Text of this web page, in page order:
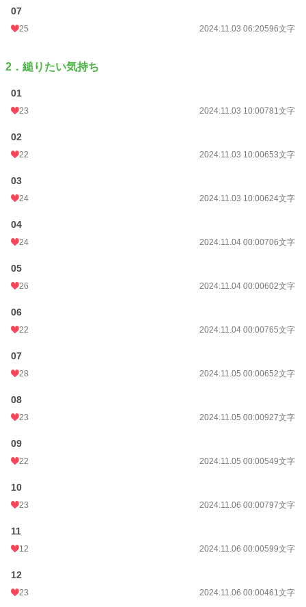
07
25 2024.11.03 06:20596文字
2．縋りたい気持ち
01
23 2024.11.03 10:00781文字
02
22 2024.11.03 10:00653文字
03
24 2024.11.03 10:00624文字
04
24 2024.11.04 00:00706文字
05
26 2024.11.04 00:00602文字
06
22 2024.11.04 00:00765文字
07
28 2024.11.05 00:00652文字
08
23 2024.11.05 00:00927文字
09
22 2024.11.05 00:00549文字
10
23 2024.11.06 00:00797文字
11
12 2024.11.06 00:00599文字
12
23 2024.11.06 00:00461文字